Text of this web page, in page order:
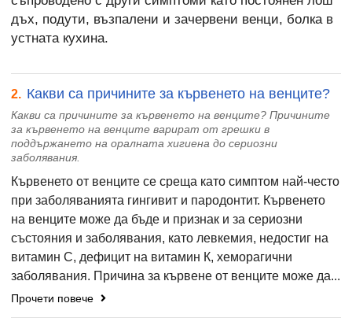
дъх, подути, възпалени и зачервени венци, болка в
устната кухина.
2. Какви са причините за кървенето на венците?
Какви са причините за кървенето на венците? Причините
за кървенето на венците варират от грешки в
поддържането на оралната хигиена до сериозни
заболявания.
Кървенето от венците се среща като симптом най-често
при заболяванията гингивит и пародонтит. Кървенето
на венците може да бъде и признак и за сериозни
състояния и заболявания, като левкемия, недостиг на
витамин С, дефицит на витамин К, хеморагични
заболявания. Причина за кървене от венците може да...
Прочети повече